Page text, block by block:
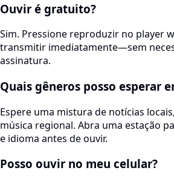
Ouvir é gratuito?
Sim. Pressione reproduzir no player
transmitir imediatamente—sem
assinatura.
Quais gêneros posso esperar
Espere uma mistura de notícias
música regional. Abra uma estação
e idioma antes de ouvir.
Posso ouvir no meu celular?